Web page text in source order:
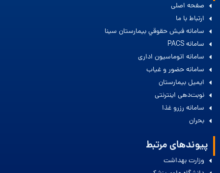
صفحه اصلی
ارتباط با ما
سامانه فيش حقوقي بيمارستان سينا
سامانه PACS
سامانه اتوماسیون اداری
سامانه حضور و غیاب
ایمیل بیمارستان
نوبت‌دهی اینترنتی
سامانه رزرو غذا
بحران
پیوندهای مرتبط
وزارت بهداشت